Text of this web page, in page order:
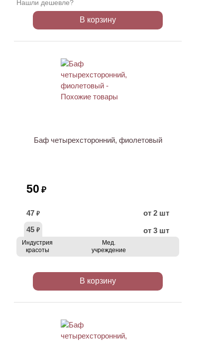
Нашли дешевле?
В корзину
Баф четырехсторонний, фиолетовый
50 ₽
47 ₽
от 2 шт
45 ₽ от 3 шт
Индустрия
красоты
Мед.
учреждение
В корзину